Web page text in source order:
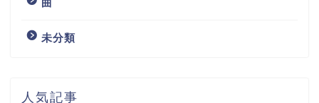
未分類
人気記事